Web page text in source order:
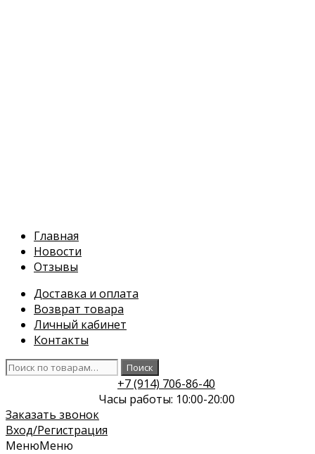
Главная
Новости
Отзывы
Доставка и оплата
Возврат товара
Личный кабинет
Контакты
Искать:
Поиск
+7 (914) 706-86-40
Часы работы: 10:00-20:00
Заказать звонок
Вход/Регистрация
МенюМеню